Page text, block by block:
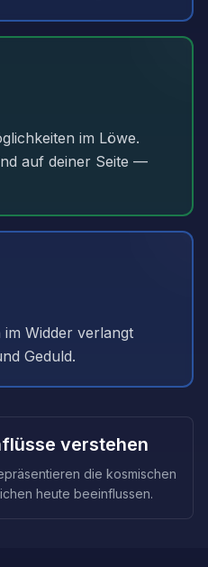
im Löwe.
auf deiner Seite —
Widder verlangt
Geduld.
verstehen
die kosmischen
heute beeinflussen.